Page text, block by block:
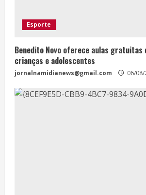
Esporte
Benedito Novo oferece aulas gratuitas
crianças e adolescentes
jornalnamidianews@gmail.com 06/